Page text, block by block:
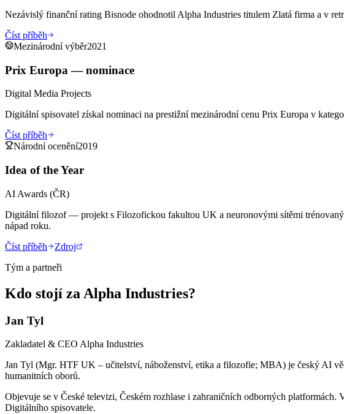
Nezávislý finanční rating Bisnode ohodnotil Alpha Industries titulem Zlatá firma a v
Číst příběh
Mezinárodní výběr2021
Prix Europa — nominace
Digital Media Projects
Digitální spisovatel získal nominaci na prestižní mezinárodní cenu Prix Europa v
Číst příběh
Národní ocenění2019
Idea of the Year
AI Awards (ČR)
Digitální filozof — projekt s Filozofickou fakultou UK a neuronovými sítěmi
nápad roku.
Číst příběh
Zdroj
Tým a partneři
Kdo stojí za Alpha Industries?
Jan Tyl
Zakladatel & CEO Alpha Industries
Jan Tyl (Mgr. HTF UK – učitelství, náboženství, etika a filozofie; MBA) je český AI
humanitních oborů.
Objevuje se v České televizi, Českém rozhlase i zahraničních odborných
Digitálního spisovatele.